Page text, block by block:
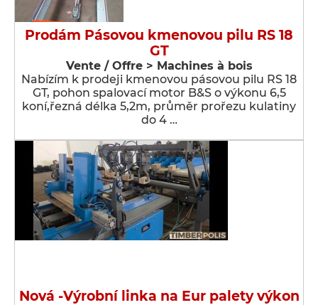
Prodám Pásovou kmenovou pilu RS 18
GT
Vente / Offre > Machines à bois
Nabízím k prodeji kmenovou pásovou pilu RS 18
GT, pohon spalovací motor B&S o výkonu 6,5
koní,řezná délka 5,2m, průměr prořezu kulatiny
do 4 …
Nová -Výrobní linka na Eur palety výkon